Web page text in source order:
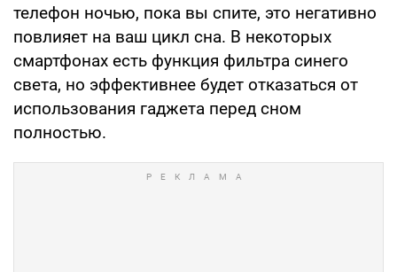
телефон ночью, пока вы спите, это негативно
повлияет на ваш цикл сна. В некоторых
смартфонах есть функция фильтра синего
света, но эффективнее будет отказаться от
использования гаджета перед сном
полностью.